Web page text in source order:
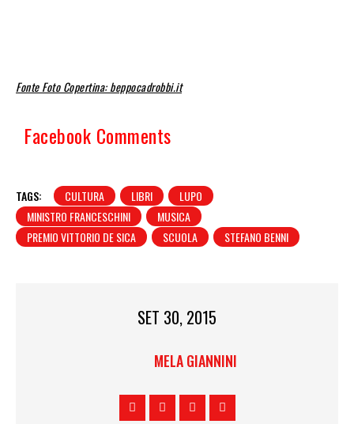
Fonte Foto Copertina: beppocadrobbi.it
Facebook Comments
TAGS: CULTURA LIBRI
LUPO
MINISTRO FRANCESCHINI
MUSICA
PREMIO VITTORIO DE SICA
SCUOLA STEFANO BENNI
SET 30, 2015
MELA GIANNINI